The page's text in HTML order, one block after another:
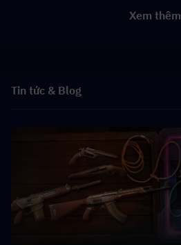
Xem thêm
Tin tức & Blog